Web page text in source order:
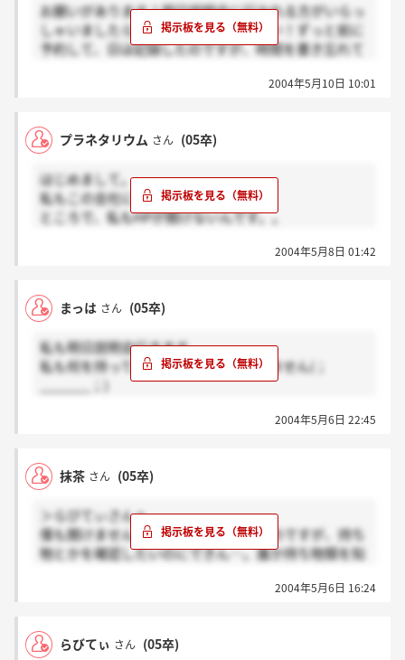
お願いがあります！明日説明会に行かれる方がいらっ
しゃいましたら、時間を教えてください！ずっと前に
予約して、日は記録したのですが、時間を書き忘れて
います！お願いします。以前に説明会に行かれた方
書き込みお願い致します。
人事の方の連絡先さへわからないのです！おねがいし
2004年5月10日 10:01
プラネタリウム さん (05卒)
はじめまして。
私もこの会社にすごく興味があります。
ところで、私もHPが開けないんです。。
開けた方、どのようにして開いたのですか？2004年5月8日 01:42
まっは さん (05卒)
私も明日説明会行きます。
私も何を持っていけばよいのかわかりません(；
てあり、そのときに履歴書、健康診断書などと書いて
でも、いまいち説明がよくわからないので間違ってい
たらすいません。でも、この書き込みの下に去年は説
思います。
2004年5月6日 22:45
抹茶 さん (05卒)
＞らびてぃさんへ
僕も開けません…。明日説明会に行くのですが、持ち
物とかを確認したいのにできん…。誰か持ち物類を知
2004年5月6日 16:24
らびてぃ さん (05卒)